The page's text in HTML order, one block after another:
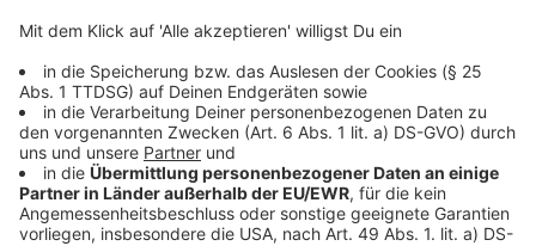
Weitere Infos und Links zum Thema:
Anzeige
Immer weniger Apotheken in Düsseldorf
Apothekensterben gibt es schon seit einiger Zeit in